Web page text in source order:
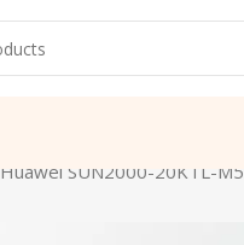
SUN2000-20KTL-M5